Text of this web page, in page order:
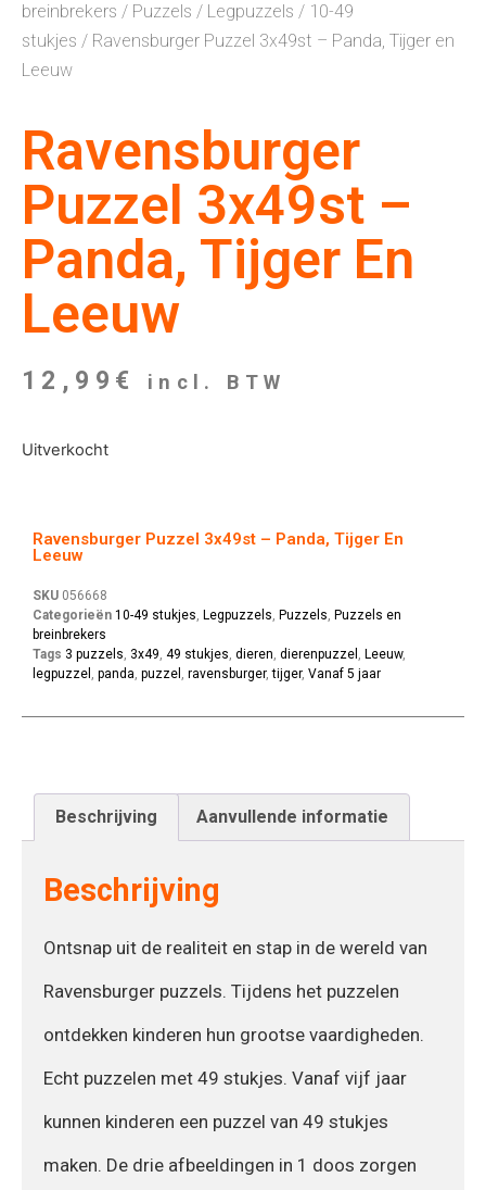
breinbrekers / Puzzels / Legpuzzels / 10-49
stukjes / Ravensburger Puzzel 3x49st – Panda, Tijger en
Leeuw
Ravensburger
Puzzel 3x49st –
Panda, Tijger En
Leeuw
12,99 € incl. BTW
Uitverkocht
Ravensburger Puzzel 3x49st – Panda, Tijger En
Leeuw
SKU 056668
Categorieën 10-49 stukjes, Legpuzzels, Puzzels, Puzzels en
breinbrekers
Tags 3 puzzels, 3x49, 49 stukjes, dieren, dierenpuzzel , Leeuw,
legpuzzel , panda, puzzel , ravensburger,tijger, Vanaf 5 jaar
Beschrijving Aanvullende informatie
Beschrijving
Ontsnap uit de realiteit en stap in de wereld van
Ravensburger puzzels. Tijdens het puzzelen
ontdekken kinderen hun grootse vaardigheden.
Echt puzzelen met 49 stukjes. Vanaf vijf jaar
kunnen kinderen een puzzel van 49 stukjes
maken. De drie afbeeldingen in 1 doos zorgen